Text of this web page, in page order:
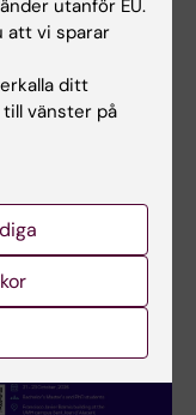
utanför EU.
att vi sparar
ditt
vänster på